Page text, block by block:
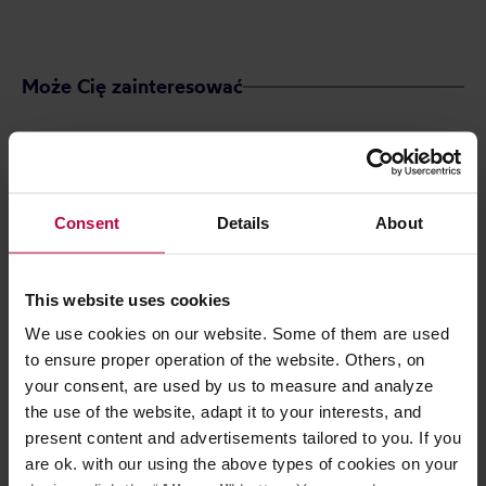
Consent Details About
This website uses cookies
We use cookies on our website. Some of them are used
to ensure proper operation of the website. Others, on
your consent, are used by us to measure and analyze
the use of the website, adapt it to your interests, and
present content and advertisements tailored to you. If you
are ok. with our using the above types of cookies on your
Może Cię zainteresować
Vegan Tea - napar ziołowo-
owocowy sypany Rumiankowe
Mango opakowanie uzupełniające
55 g
Solberg &
- Rooibos med